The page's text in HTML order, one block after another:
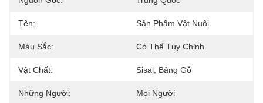
Tên: Sản Phẩm Vật Nuôi
Màu Sắc: Có Thể Tùy Chỉnh
Vật Chất: Sisal, Bảng Gỗ
Những Người: Mọi Người